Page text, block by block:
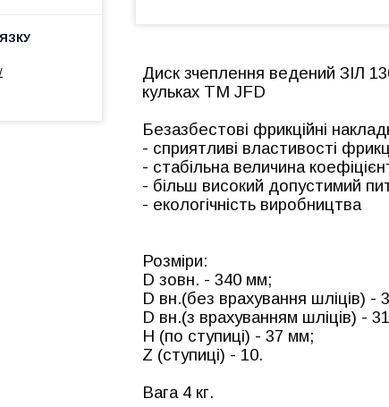
Диск зчеплення ведений ЗІЛ
кульках ТМ JFD
Безазбестові фрикційні
- сприятливі властивості
- стабільна величина
- більш високий допустимий
- екологічність виробництва
Розміри:
D зовн. - 340 мм;
D вн.(без врахування шліців) -
D вн.(з врахуванням шліців) -
H (по ступиці) - 37 мм;
Z (ступиці) - 10.
Вага 4 кг.